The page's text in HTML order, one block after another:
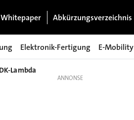
Whitepaper Abkürzungsverzeichnis
Elektronik-Fertigung E-Mobility
Lambda